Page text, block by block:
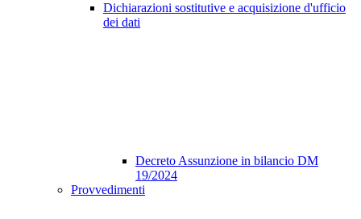
Dichiarazioni sostitutive e acquisizione d'ufficio
dei dati
Decreto Assunzione in bilancio DM
19/2024
Provvedimenti